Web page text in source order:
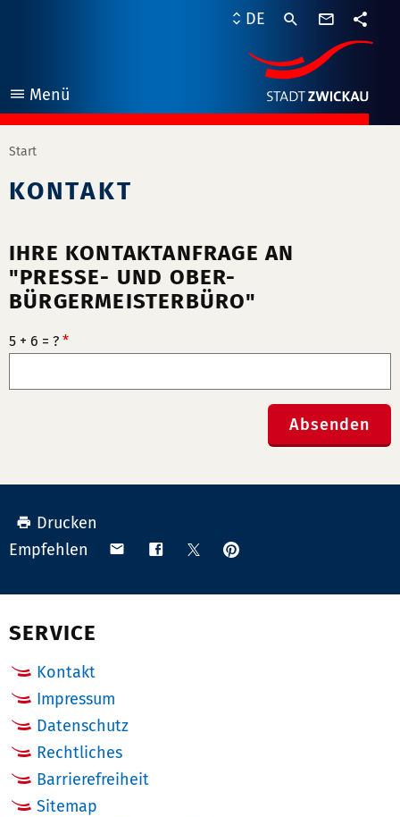
Menü
öffnen
DE
Start
KONTAKT
IHRE KONTAKTANFRAGE AN
"PRESSE- UND OBER-
BÜRGERMEISTERBÜRO"
5 + 6 = ? *
Absenden
Drucken
Empfehlen
Teilen Teilen TeilenAnpinnen
SERVICE
Kontakt
Impressum
Datenschutz
Rechtliches
Barrierefreiheit
Sitemap